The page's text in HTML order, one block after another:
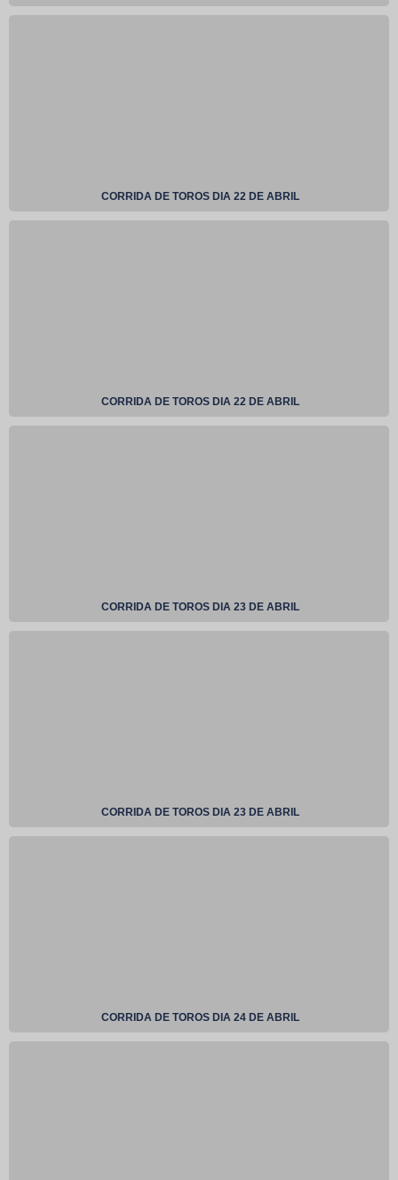
CORRIDA DE TOROS DIA 22 DE ABRIL
CORRIDA DE TOROS DIA 22 DE ABRIL
CORRIDA DE TOROS DIA 23 DE ABRIL
CORRIDA DE TOROS DIA 23 DE ABRIL
CORRIDA DE TOROS DIA 24 DE ABRIL